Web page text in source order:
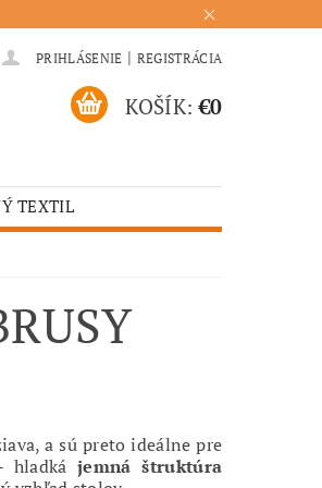
PRIHLÁSENIE | REGISTRÁCIA
KOŠÍK: €0
TEXTIL
TEXTIL
a sú preto ideálne pre
hladkájemná štruktúra